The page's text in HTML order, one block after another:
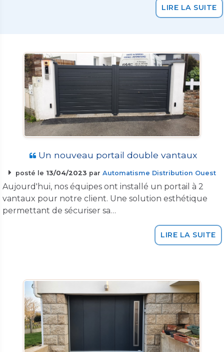
LIRE LA SUITE
Un nouveau portail double vantaux
posté le 13/04/2023 par Automatisme Distribution Ouest
Aujourd'hui, nos équipes ont installé un portail à 2
vantaux pour notre client. Une solution esthétique
permettant de sécuriser sa…
LIRE LA SUITE